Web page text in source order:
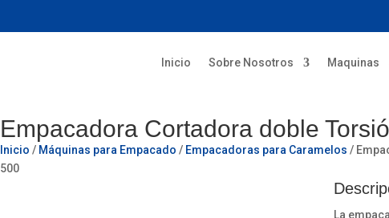
Inicio Sobre Nosotros Maquinas
Empacadora Cortadora doble
Inicio / Máquinas para Empacado / Empacadoras para Caramelos /
500
La